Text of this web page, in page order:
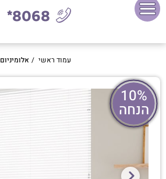
8068*
עמוד ראשי / אלומיניום
10%
הנחה